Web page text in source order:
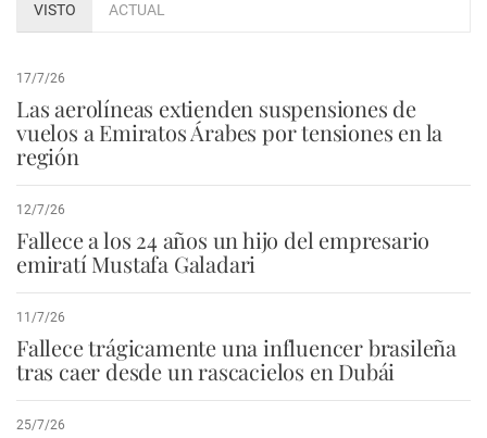
VISTO ACTUAL
17/7/26
Las aerolíneas extienden suspensiones de
vuelos a Emiratos Árabes por tensiones en la
región
12/7/26
Fallece a los 24 años un hijo del empresario
emiratí Mustafa Galadari
11/7/26
Fallece trágicamente una influencer brasileña
tras caer desde un rascacielos en Dubái
25/7/26